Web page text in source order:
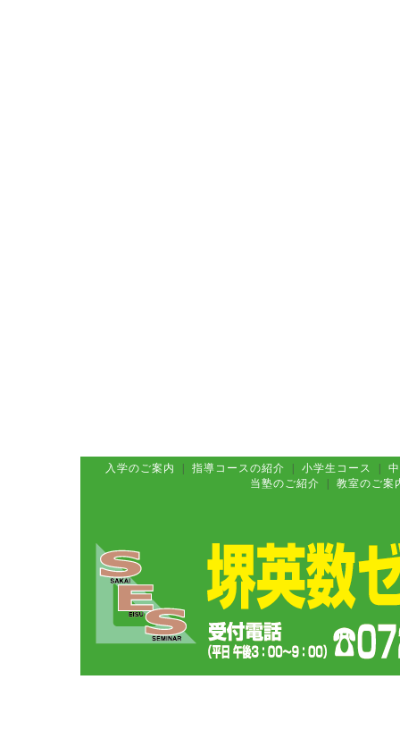
入学のご案内 指導コースの紹介 小学生コース
当塾のご紹介
教室のご案